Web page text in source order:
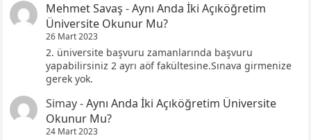
Mehmet Savaş -Aynı Anda İki Açıköğretim
Üniversite Okunur Mu?
26 Mart 2023
2. üniversite başvuru zamanlarında başvuru
yapabilirsiniz 2 ayrı aöf fakültesine.Sınava girmenize
gerek yok.
Simay-Aynı Anda İki Açıköğretim Üniversite
Okunur Mu?
24 Mart 2023